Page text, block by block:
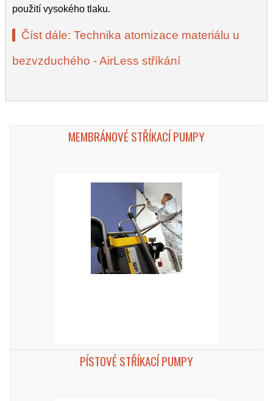
použití vysokého tlaku.
Číst dále: Technika atomizace materiálu u
bezvzduchého - AirLess stříkání
MEMBRÁNOVÉ STŘÍKACÍ PUMPY
PÍSTOVÉ STŘÍKACÍ PUMPY